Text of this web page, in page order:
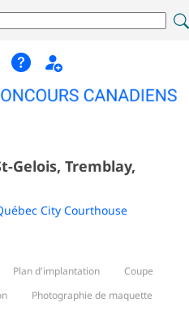
Gelois, Tremblay,
City Courthouse
Plan d'implantation
Coupe
Photographie de maquette